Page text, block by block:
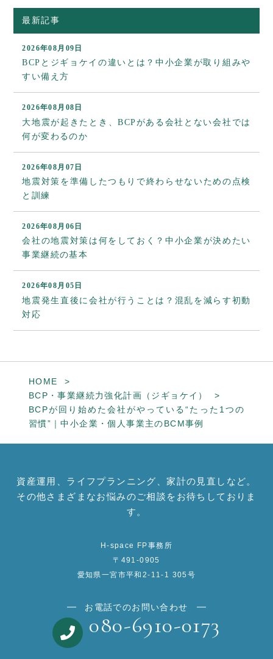
最新記事
2026年08月09日
BCPとジギョケイの違いとは？中小企業が取り組みや
すい備え方
2026年08月08日
大地震が起きたとき、BCPがある会社とない会社では
何が変わるのか
2026年08月07日
地震対策を準備したつもりで終わらせないための点検
と訓練
2026年08月06日
会社の地震対策は何をしておく？中小企業が決めたい
事業継続の基本
2026年08月05日
地震発生直後に会社が行うことは？混乱を減らす初動
対応
HOME
BCP・事業継続力強化計画（ジギョケイ）
BCPが回り始めた会社がやっている“たった1つの
習慣”｜中小企業・個人事業主のBCM事例
資産運用、ライフプランニング、家計の見直しなど。
その他さまざまなお悩みのご相談をお待ちしておりま
す。
H-space FP事務所
〒491-0905
愛知県一宮市平和2-11-1 305号
お電話でのお問い合わせ
080-6910-0173